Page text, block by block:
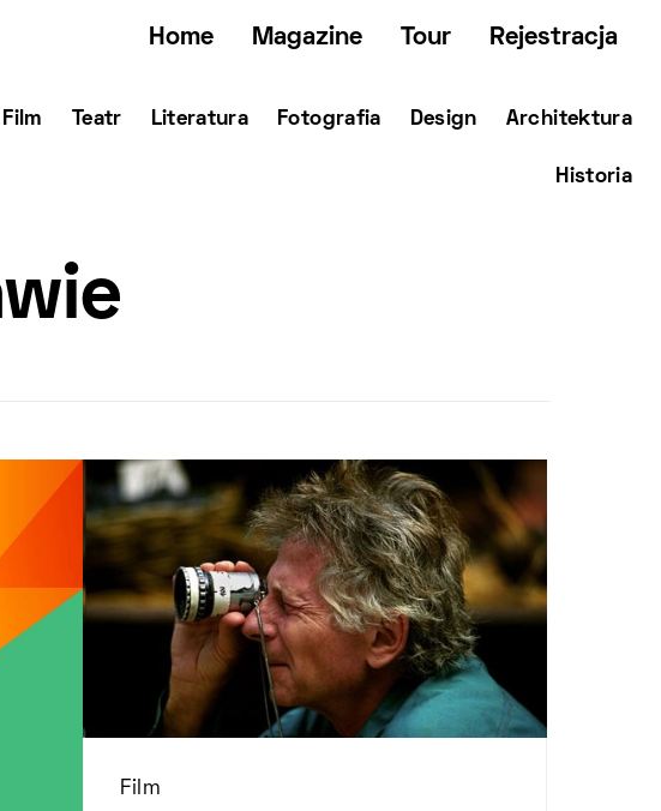
Home Magazine Tour Rejestracja
Film Teatr Literatura Fotografia Design Architektura
Historia
Film